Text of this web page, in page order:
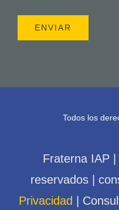
Todos los
Fraterna IAP
reservados |
Privacidad
|